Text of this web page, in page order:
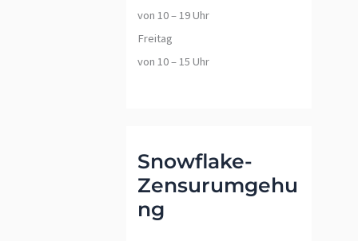
von 10 – 19 Uhr
Freitag
von 10 – 15 Uhr
Snowflake-
Zensurumgehu
ng